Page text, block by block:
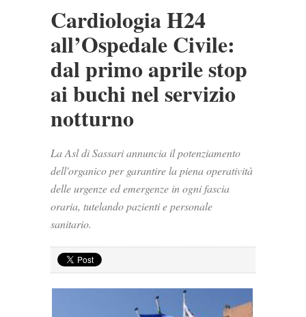
Cardiologia H24
all’Ospedale Civile:
dal primo aprile stop
ai buchi nel servizio
notturno
La Asl di Sassari annuncia il potenziamento
dell'organico per garantire la piena operatività
delle urgenze ed emergenze in ogni fascia
oraria, tutelando pazienti e personale
sanitario.